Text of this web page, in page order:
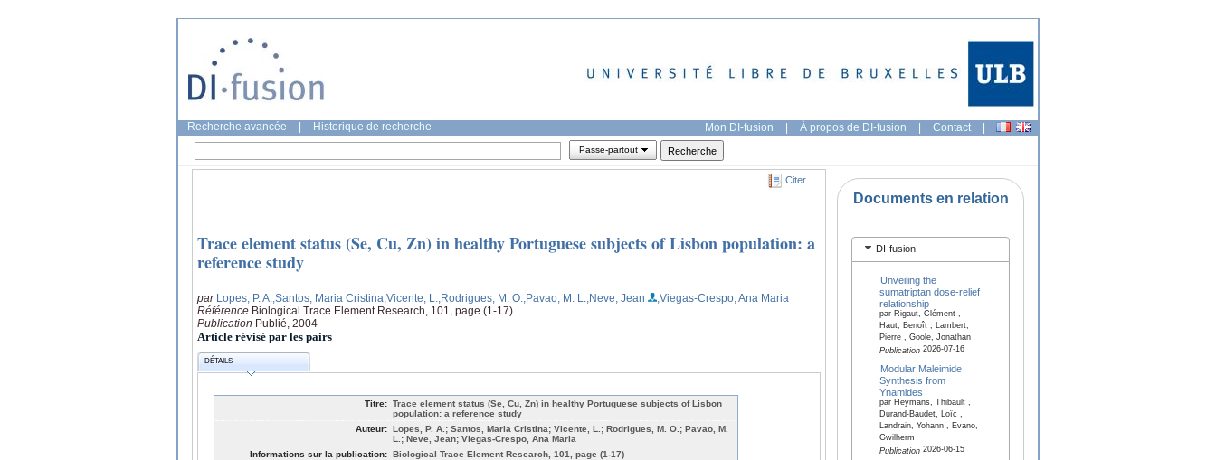
Recherche avancée Historique de recherche Mon DI-fusion | À propos de DI-fusion | Contact |
Passe-partout
Citer
Trace element status (Se, Cu, Zn) in healthy Portuguese subjects of Lisbon population: a
reference study
par Lopes, P. A. ;Santos, Maria Cristina;Vicente, L. ;Rodrigues, M. O. ;Pavao, M. L. ;Neve, Jean
;Viegas-Crespo, Ana Maria
Référence Biological Trace Element Research, 101, page (1-17)
Publication Publié, 2004
Article révisé par les pairs
DÉTAILS
Titre: Trace element status (Se, Cu, Zn) in healthy Portuguese subjects of Lisbon
population: a reference study
Auteur: Lopes, P. A.; Santos, Maria Cristina; Vicente, L.; Rodrigues, M. O.; Pavao, M.
L.; Neve, Jean; Viegas-Crespo, Ana Maria
Informations sur la publication: Biological Trace Element Research, 101, page (1-17)
Documents en relation
DI-fusion
Unveiling the
sumatriptan dose-relief
relationship
par Rigaut, Clément ,
Haut, Benoît , Lambert,
Pierre , Goole, Jonathan
Publication2026-07-16
Modular Maleimide
Synthesis from
Ynamides
par Heymans, Thibault ,
Durand-Baudet, Loïc ,
Landrain, Yohann , Evano,
Gwilherm
Publication2026-06-15